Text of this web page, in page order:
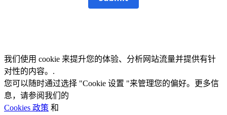
我们使用 cookie 来提升您的体验、分析网站流量并提供有针
对性的内容。.
您可以随时通过选择 "Cookie 设置 "来管理您的偏好。更多信
息，请参阅我们的
Cookies 政策 和